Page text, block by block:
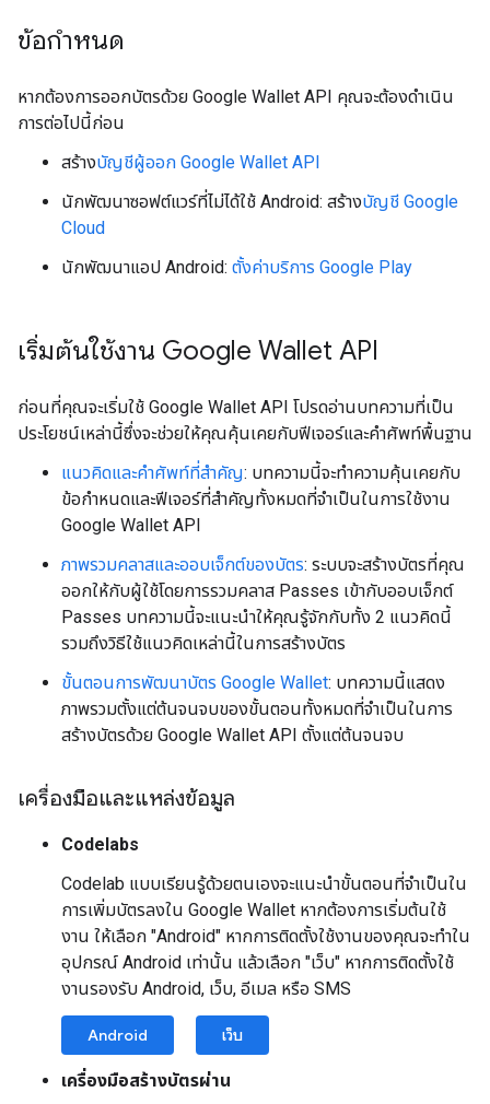
ข้อกำหนด
หากต้องการออกบัตรด้วย Google Wallet API คุณจะต้องดำเนิน
การต่อไปนี้ก่อน
สร้างบัญชีผู้ออก Google Wallet API
นักพัฒนาซอฟต์แวร์ที่ไม่ได้ใช้ Android: สร้างบัญชี Google
Cloud
นักพัฒนาแอป Android: ตั้งค่าบริการ Google Play
เริ่มต้นใช้งาน Google Wallet API
ก่อนที่คุณจะเริ่มใช้ Google Wallet API โปรดอ่านบทความที่เป็น
ประโยชน์เหล่านี้ซึ่งจะช่วยให้คุณคุ้นเคยกับฟีเจอร์และคำศัพท์พื้นฐาน
แนวคิดและคำศัพท์ที่สำคัญ: บทความนี้จะทำความคุ้นเคยกับ
ข้อกำหนดและฟีเจอร์ที่สำคัญทั้งหมดที่จำเป็นในการใช้งาน
Google Wallet API
ภาพรวมคลาสและออบเจ็กต์ของบัตร: ระบบจะสร้างบัตรที่คุณ
ออกให้กับผู้ใช้โดยการรวมคลาส Passes เข้ากับออบเจ็กต์
Passes บทความนี้จะแนะนำให้คุณรู้จักกับทั้ง 2 แนวคิดนี้
รวมถึงวิธีใช้แนวคิดเหล่านี้ในการสร้างบัตร
ขั้นตอนการพัฒนาบัตร Google Wallet: บทความนี้แสดง
ภาพรวมตั้งแต่ต้นจนจบของขั้นตอนทั้งหมดที่จำเป็นในการ
สร้างบัตรด้วย Google Wallet API ตั้งแต่ต้นจนจบ
เครื่องมือและแหล่งข้อมูล
Codelabs
Codelab แบบเรียนรู้ด้วยตนเองจะแนะนำขั้นตอนที่จำเป็นใน
การเพิ่มบัตรลงใน Google Wallet หากต้องการเริ่มต้นใช้
งาน ให้เลือก "Android" หากการติดตั้งใช้งานของคุณจะทำใน
อุปกรณ์ Android เท่านั้น แล้วเลือก "เว็บ" หากการติดตั้งใช้
งานรองรับ Android, เว็บ, อีเมล หรือ SMS
Android เว็บ
เครื่องมือสร้างบัตรผ่าน